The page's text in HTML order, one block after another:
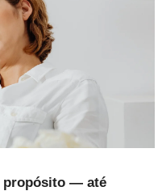
propósito — até